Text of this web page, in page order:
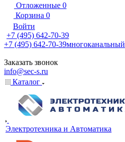
Отложенные 0
Корзина 0
Войти
+7 (495) 642-70-39
+7 (495) 642-70-39многоканальный
Заказать звонок
info@sec-s.ru
Каталог
Электротехника и Автоматика